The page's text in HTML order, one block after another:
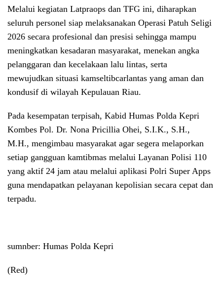
Melalui kegiatan Latpraops dan TFG ini, diharapkan
seluruh personel siap melaksanakan Operasi Patuh Seligi
2026 secara profesional dan presisi sehingga mampu
meningkatkan kesadaran masyarakat, menekan angka
pelanggaran dan kecelakaan lalu lintas, serta
mewujudkan situasi kamseltibcarlantas yang aman dan
kondusif di wilayah Kepulauan Riau.
Pada kesempatan terpisah, Kabid Humas Polda Kepri
Kombes Pol. Dr. Nona Pricillia Ohei, S.I.K., S.H.,
M.H., mengimbau masyarakat agar segera melaporkan
setiap gangguan kamtibmas melalui Layanan Polisi 110
yang aktif 24 jam atau melalui aplikasi Polri Super Apps
guna mendapatkan pelayanan kepolisian secara cepat dan
terpadu.
‎sumnber: Humas Polda Kepri
(Red)